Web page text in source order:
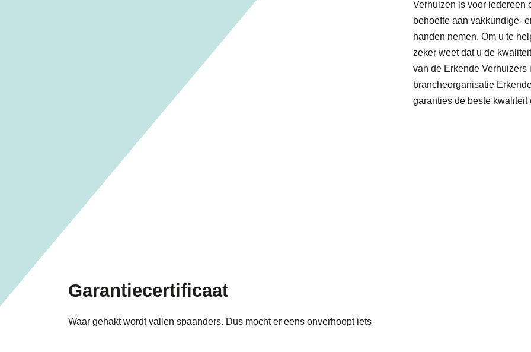
Verhuizen is voor iedereen
behoefte aan vakkundige-
handen nemen. Om u te
zeker weet dat u de
van de Erkende
brancheorganisatie
garanties de beste
Garantiecertificaat
Waar gehakt wordt vallen spaanders. Dus mocht er eens onverhoopt iets